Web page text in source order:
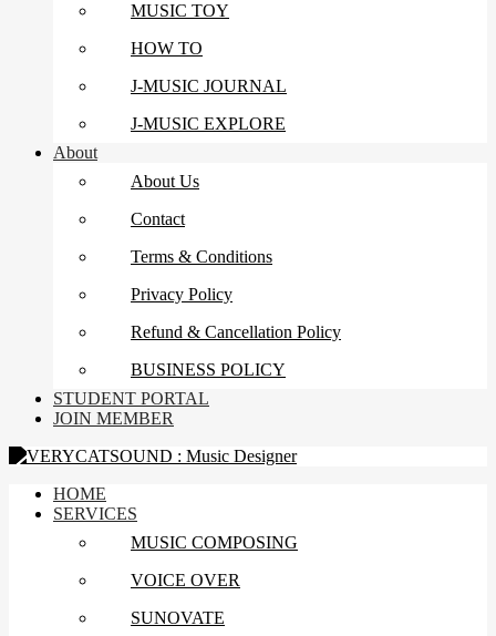
MUSIC TOY
HOW TO
J-MUSIC JOURNAL
J-MUSIC EXPLORE
About
About Us
Contact
Terms & Conditions
Privacy Policy
Refund & Cancellation Policy
BUSINESS POLICY
STUDENT PORTAL
JOIN MEMBER
HOME
SERVICES
MUSIC COMPOSING
VOICE OVER
SUNOVATE